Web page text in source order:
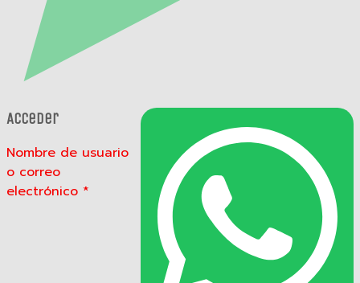
Acceder
Nombre de usuario
o correo
electrónico *